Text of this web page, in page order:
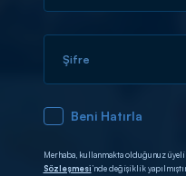
Şifre
Beni Hatırla
Merhaba, kullanmakta olduğunuz
Sözleşmesi’nde değişiklik